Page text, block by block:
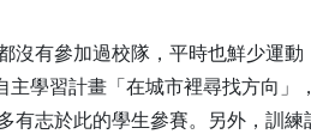
沒有參加過校隊，平時也鮮少運
學習計畫「在城市裡尋找方向
有志於此的學生參賽。另外，訓